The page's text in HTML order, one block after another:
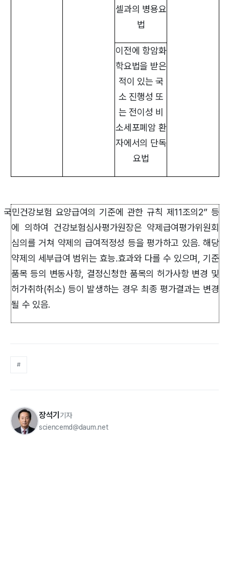
셀과의 병용요
법
이전에 항암화
학요법을 받은
적이 있는 국
소 진행성 또
는 전이성 비
소세포폐암 환
자에서의 단독
요법
“국민건강보험 요양급여의 기준에 관한 규칙 제11조의2” 등
에 의하여 건강보험심사평가원장은 약제급여평가위원회
심의를 거쳐 약제의 급여적정성 등을 평가하고 있음. 해당
약제의 세부급여 범위는 효능․효과와 다를 수 있으며, 기준
품목 등의 변동사항, 결정신청한 품목의 허가사항 변경 및
허가취하(취소) 등이 발생하는 경우 최종 평가결과는 변경
될 수 있음.
#
장석기 기자
sciencemd@daum.net